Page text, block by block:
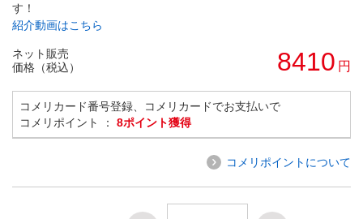
す！
紹介動画はこちら
ネット販売
価格（税込）
8410 円
コメリカード番号登録、コメリカードでお支払いで
コメリポイント ： 8ポイント獲得
コメリポイントについて